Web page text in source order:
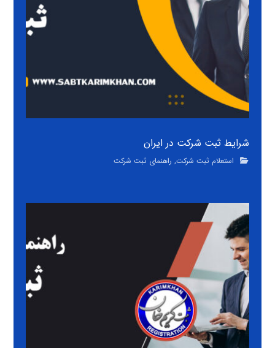
شرایط ثبت شرکت در ایران
استعلام ثبت شرکت, راهنمای ثبت شرکت